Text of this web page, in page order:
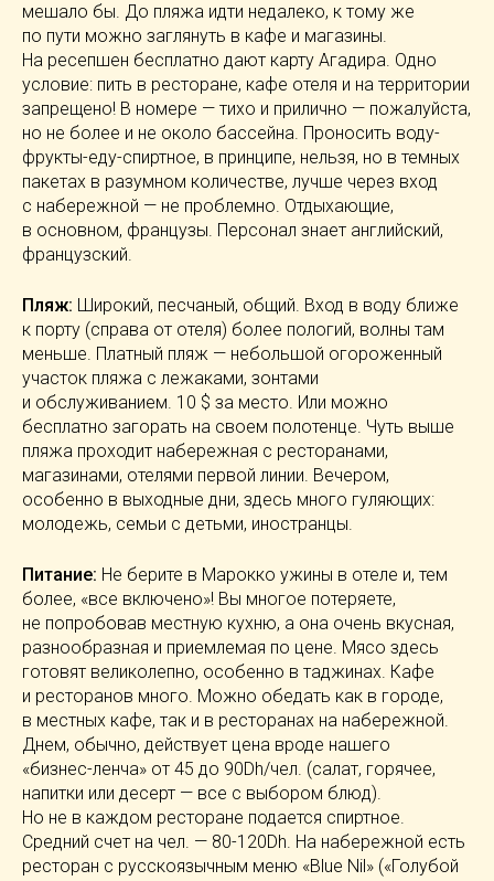
мешало бы. До пляжа идти недалеко, к тому же
по пути можно заглянуть в кафе и магазины.
На ресепшен бесплатно дают карту Агадира. Одно
условие: пить в ресторане, кафе отеля и на территории
запрещено! В номере — тихо и прилично — пожалуйста,
но не более и не около бассейна. Проносить воду-
фрукты-еду-спиртное, в принципе, нельзя, но в темных
пакетах в разумном количестве, лучше через вход
с набережной — не проблемно. Отдыхающие,
в основном, французы. Персонал знает английский,
французский.
Пляж: Широкий, песчаный, общий. Вход в воду ближе
к порту (справа от отеля) более пологий, волны там
меньше. Платный пляж — небольшой огороженный
участок пляжа с лежаками, зонтами
и обслуживанием. 10 $ за место. Или можно
бесплатно загорать на своем полотенце. Чуть выше
пляжа проходит набережная с ресторанами,
магазинами, отелями первой линии. Вечером,
особенно в выходные дни, здесь много гуляющих:
молодежь, семьи с детьми, иностранцы.
Питание: Не берите в Марокко ужины в отеле и, тем
более, «все включено»! Вы многое потеряете,
не попробовав местную кухню, а она очень вкусная,
разнообразная и приемлемая по цене. Мясо здесь
готовят великолепно, особенно в таджинах. Кафе
и ресторанов много. Можно обедать как в городе,
в местных кафе, так и в ресторанах на набережной.
Днем, обычно, действует цена вроде нашего
«бизнес-ленча» от 45 до 90Dh/чел. (салат, горячее,
напитки или десерт — все с выбором блюд).
Но не в каждом ресторане подается спиртное.
Средний счет на чел. — 80-120Dh. На набережной есть
ресторан с русскоязычным меню «Blue Nil» («Голубой